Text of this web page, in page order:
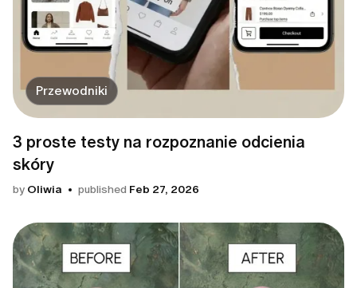
Przewodniki
3 proste testy na rozpoznanie odcienia
skóry
by Oliwia published Feb 27, 2026